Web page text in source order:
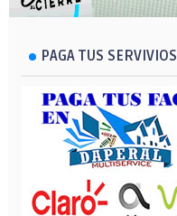
PAGA TUS SERVIVIOS